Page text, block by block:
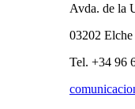
Avda. de la
03202
Tel. +34 96